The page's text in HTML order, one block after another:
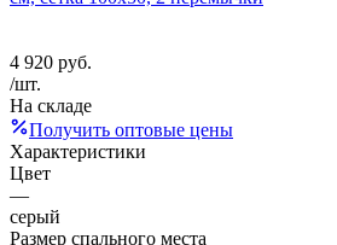
4 920 руб.
/шт.
На складе
Получить оптовые цены
Характеристики
Цвет
—
серый
Размер спального места